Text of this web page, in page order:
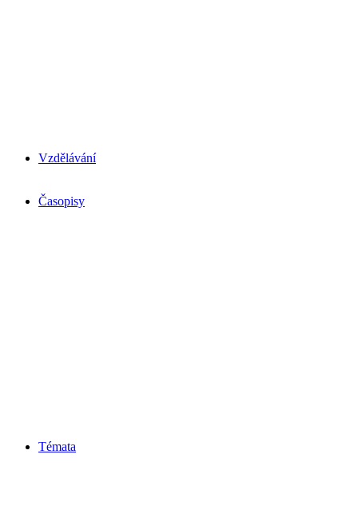
Vzdělávání
Časopisy
Témata